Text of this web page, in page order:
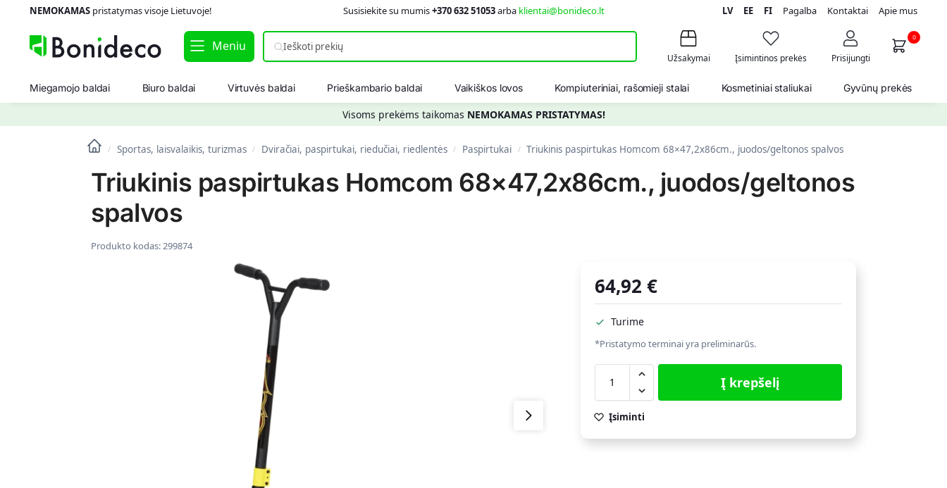
NEMOKAMASpristatymas visoje Lietuvoje! Susisiekite su mumis+370 632 51053arba klientai@bonideco.lt LV EE FI Pagalba Kontaktai Apie mus
Meniu
Užsakymai Įsimintinos prekės Prisijungti
0
Miegamojo baldai Biuro baldai Virtuvės baldai Prieškambario baldai Vaikiškos lovos Kompiuteriniai, rašomieji stalai Kosmetiniai staliukai Gyvūnų prekės
Visoms prekėms taikomas NEMOKAMAS PRISTATYMAS!
/ Sportas, laisvalaikis, turizmas / Dviračiai, paspirtukai, riedučiai, riedlentės / Paspirtukai / Triukinis paspirtukas Homcom 68×47,2x86cm., juodos/geltonos spalvos
Triukinis paspirtukas Homcom 68×47,2x86cm., juodos/geltonos
spalvos
Produkto kodas:299874
64,92€
Turime
*Pristatymo terminai yra preliminarūs.
Į krepšelį
Įsiminti